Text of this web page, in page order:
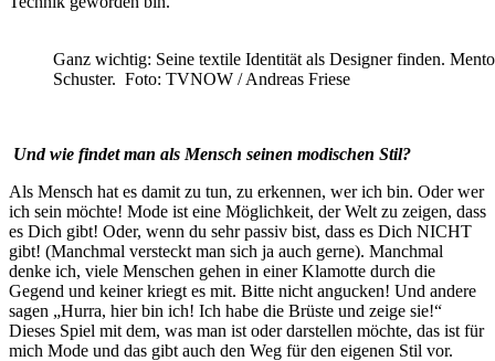
Ganz wichtig: Seine textile Identität als Designer finden.
Schuster. Foto: TVNOW / Andreas Friese
Und wie findet man als Mensch seinen modischen Stil?
Als Mensch hat es damit zu tun, zu erkennen, wer ich bin. Oder wer
ich sein möchte! Mode ist eine Möglichkeit, der Welt zu zeigen, dass
es Dich gibt! Oder, wenn du sehr passiv bist, dass es Dich NICHT
gibt! (Manchmal versteckt man sich ja auch gerne). Manchmal
denke ich, viele Menschen gehen in einer Klamotte durch die
Gegend und keiner kriegt es mit. Bitte nicht angucken! Und andere
sagen „Hurra, hier bin ich! Ich habe die Brüste und zeige sie!“
Dieses Spiel mit dem, was man ist oder darstellen möchte, das ist für
mich Mode und das gibt auch den Weg für den eigenen Stil vor.